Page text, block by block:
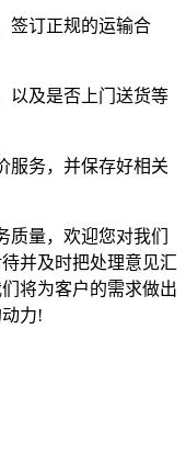
签订正规的运输合
以及是否上门送货等
服务，并保存好相关
量，欢迎您对我们
并及时把处理意见汇
将为客户的需求做出
力!